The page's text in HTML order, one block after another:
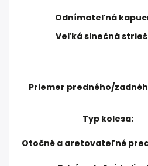
Odnímateľná
Veľká slnečná
Priemer predného/
Typ kolesa:
Otočné a aretovateľné